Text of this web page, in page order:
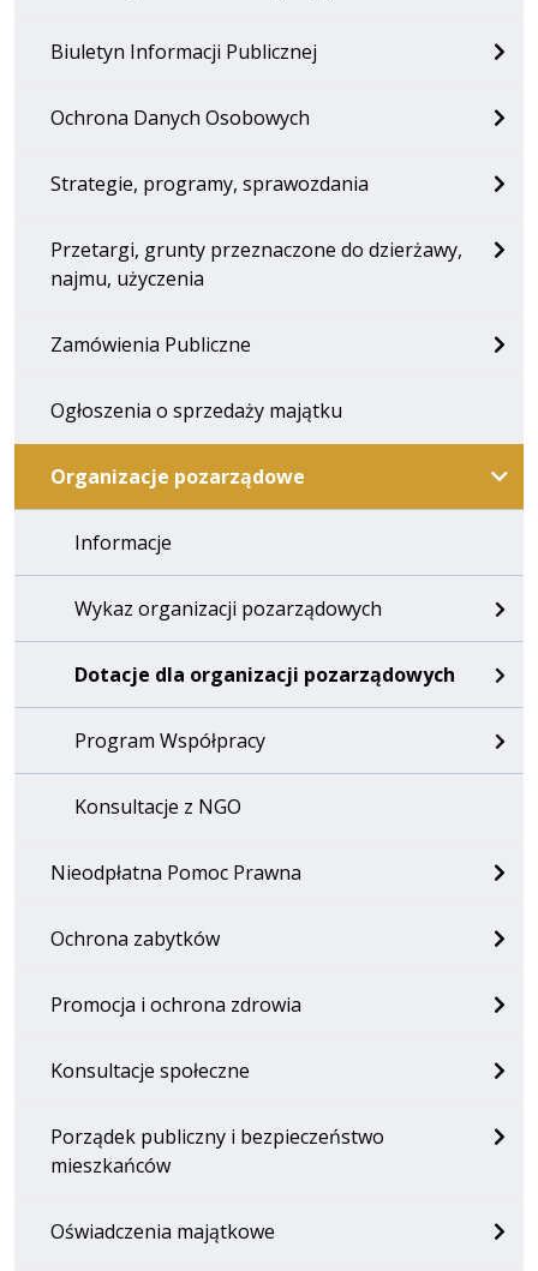
Biuletyn Informacji Publicznej
Ochrona Danych Osobowych
Strategie, programy, sprawozdania
Przetargi, grunty przeznaczone do dzierżawy,
najmu, użyczenia
Zamówienia Publiczne
Ogłoszenia o sprzedaży majątku
Organizacje pozarządowe
Informacje
Wykaz organizacji pozarządowych
Dotacje dla organizacji pozarządowych
Program Współpracy
Konsultacje z NGO
Nieodpłatna Pomoc Prawna
Ochrona zabytków
Promocja i ochrona zdrowia
Konsultacje społeczne
Porządek publiczny i bezpieczeństwo
mieszkańców
Oświadczenia majątkowe